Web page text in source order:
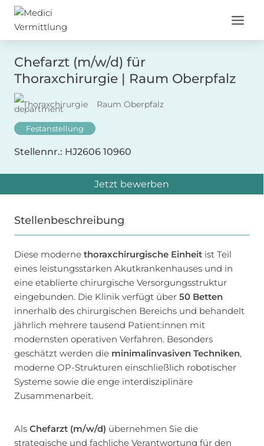
Zum
Chefarzt (m/w/d) für
Thoraxchirurgie | Raum Oberpfalz
Thoraxchirurgie Raum Oberpfalz
Festanstellung
Stellennr.: HJ2606 10960
Jetzt bewerben
Stellenbeschreibung
Diese moderne thoraxchirurgische Einheit ist Teil
eines leistungsstarken Akutkrankenhauses und in
eine etablierte chirurgische Versorgungsstruktur
eingebunden. Die Klinik verfügt über 50 Betten
innerhalb des chirurgischen Bereichs und behandelt
jährlich mehrere tausend Patient:innen mit
modernsten operativen Verfahren. Besonders
geschätzt werden die minimalinvasiven Techniken,
moderne OP-Strukturen einschließlich robotischer
Systeme sowie die enge interdisziplinäre
Zusammenarbeit.
Als Chefarzt (m/w/d) übernehmen Sie die
strategische und fachliche Verantwortung für den